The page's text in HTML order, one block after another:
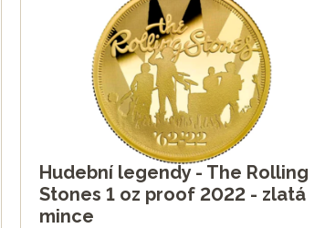
Hudební legendy - The Rolling
Stones 1 oz proof 2022 - zlatá
mince